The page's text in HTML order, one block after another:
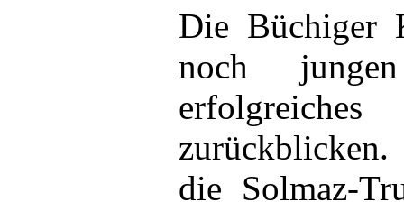
Die Büchiger
noch
die Solmaz-